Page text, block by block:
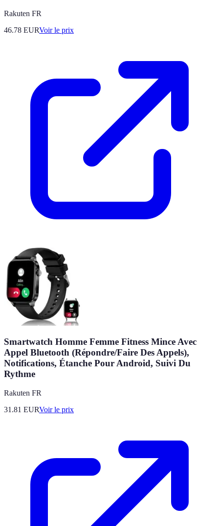
Rakuten FR
46.78 EURVoir le prix
Smartwatch Homme Femme Fitness Mince Avec
Appel Bluetooth (Répondre/Faire Des Appels),
Notifications, Étanche Pour Android, Suivi Du
Rythme
Rakuten FR
31.81 EURVoir le prix